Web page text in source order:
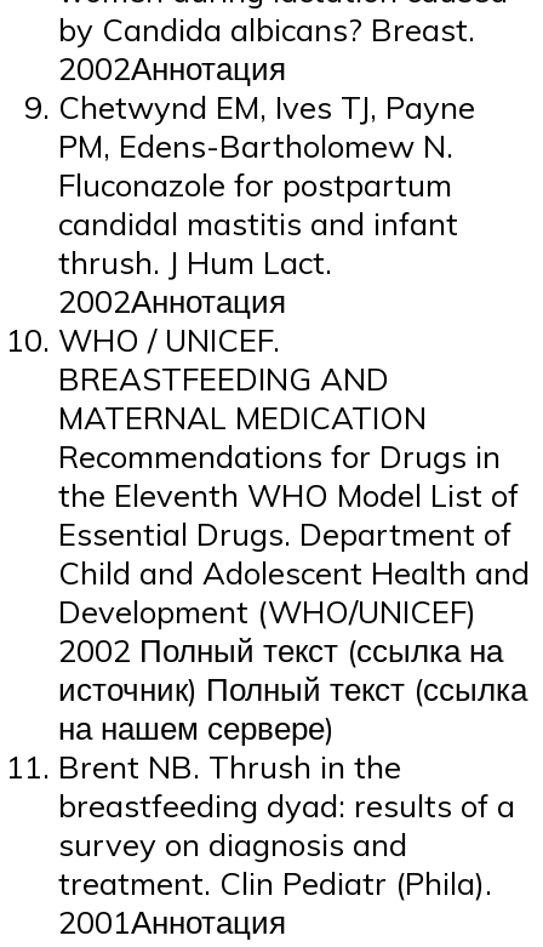
by Candida albicans? Breast.
2002Аннотация
Chetwynd EM, Ives TJ, Payne
PM, Edens-Bartholomew N.
Fluconazole for postpartum
candidal mastitis and infant
thrush. J Hum Lact.
2002Аннотация
WHO / UNICEF.
BREASTFEEDING AND
MATERNAL MEDICATION
Recommendations for Drugs in
the Eleventh WHO Model List of
Essential Drugs. Department of
Child and Adolescent Health and
Development (WHO/UNICEF)
2002 Полный текст (ссылка на
источник) Полный текст (ссылка
на нашем сервере)
Brent NB. Thrush in the
breastfeeding dyad: results of a
survey on diagnosis and
treatment. Clin Pediatr (Phila).
2001Аннотация